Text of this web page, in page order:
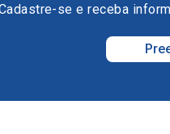
se e receba